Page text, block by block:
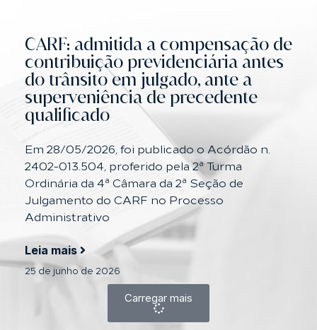
CARF: admitida a compensação de
contribuição previdenciária antes
do trânsito em julgado, ante a
superveniência de precedente
qualificado
Em 28/05/2026, foi publicado o Acórdão n.
2402-013.504, proferido pela 2ª Turma
Ordinária da 4ª Câmara da 2ª Seção de
Julgamento do CARF no Processo
Administrativo
Leia mais
25 de junho de 2026
Carregar mais